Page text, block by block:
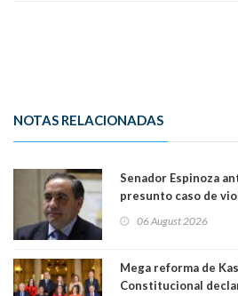
NOTAS RELACIONADAS
Senador Espinoza
presunto caso de
antecedentes a
06 August 2026
Mega reforma de
Constitucional